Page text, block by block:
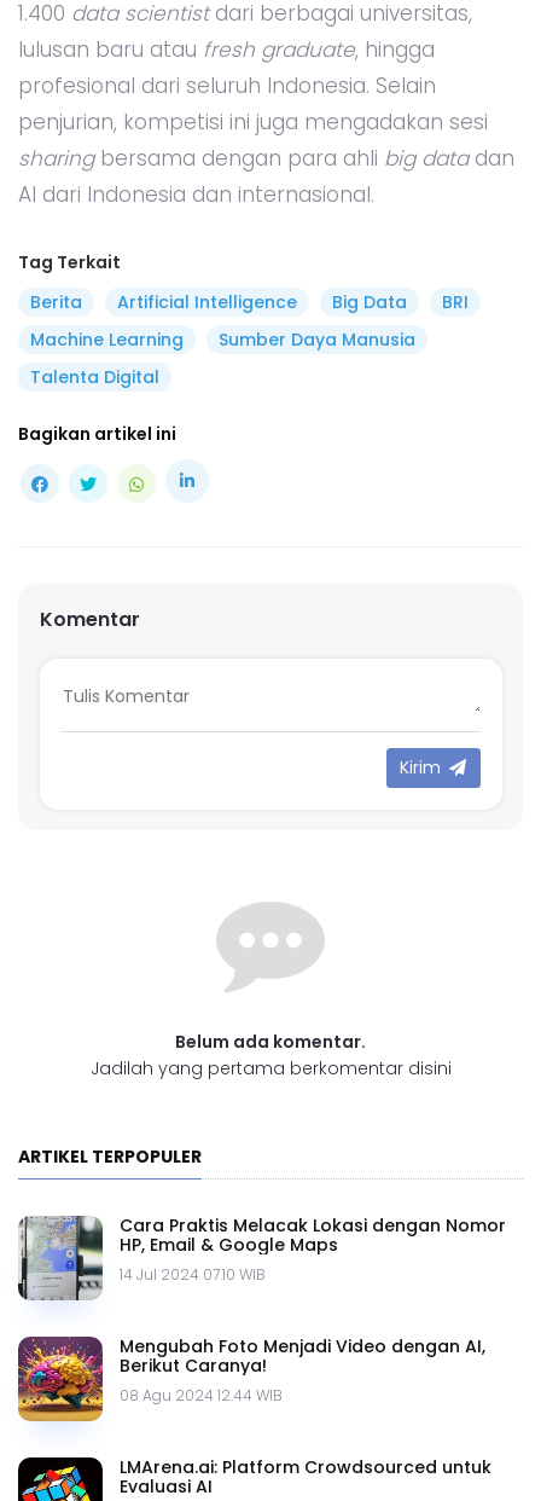
1.400 data scientistdari berbagai universitas,
lulusan baru atau fresh graduate, hingga
profesional dari seluruh Indonesia. Selain
penjurian, kompetisi ini juga mengadakan sesi
sharingbersama dengan para ahli big datadan
AI dari Indonesia dan internasional.
Tag Terkait
Berita
Artificial Intelligence Big Data
BRI
Machine Learning
Sumber Daya Manusia
Talenta Digital
Bagikan artikel ini
Komentar
Kirim
Belum ada komentar.
Jadilah yang pertama berkomentar disini
ARTIKEL TERPOPULER
Cara Praktis Melacak Lokasi dengan Nomor
HP, Email & Google Maps
14 Jul 2024 07.10 WIB
Mengubah Foto Menjadi Video dengan AI,
Berikut Caranya!
08 Agu 2024 12.44 WIB
LMArena.ai: Platform Crowdsourced untuk
Evaluasi AI